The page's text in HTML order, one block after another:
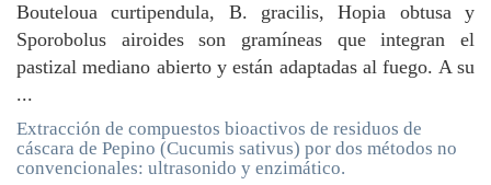
Bouteloua curtipendula, B. gracilis, Hopia obtusa y
Sporobolus airoides son gramíneas que integran el
pastizal mediano abierto y están adaptadas al fuego. A su
...
Extracción de compuestos bioactivos de residuos de
cáscara de Pepino (Cucumis sativus) por dos métodos no
convencionales: ultrasonido y enzimático.